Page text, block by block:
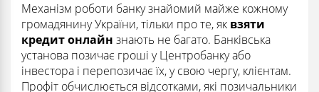
Механізм роботи банку знайомий майже кожному
громадянину України, тільки про те, як взяти
кредит онлайн знають не багато. Банківська
установа позичає гроші у Центробанку або
інвестора і перепозичає їх, у свою чергу, клієнтам.
Профіт обчислюється відсотками, які позичальники